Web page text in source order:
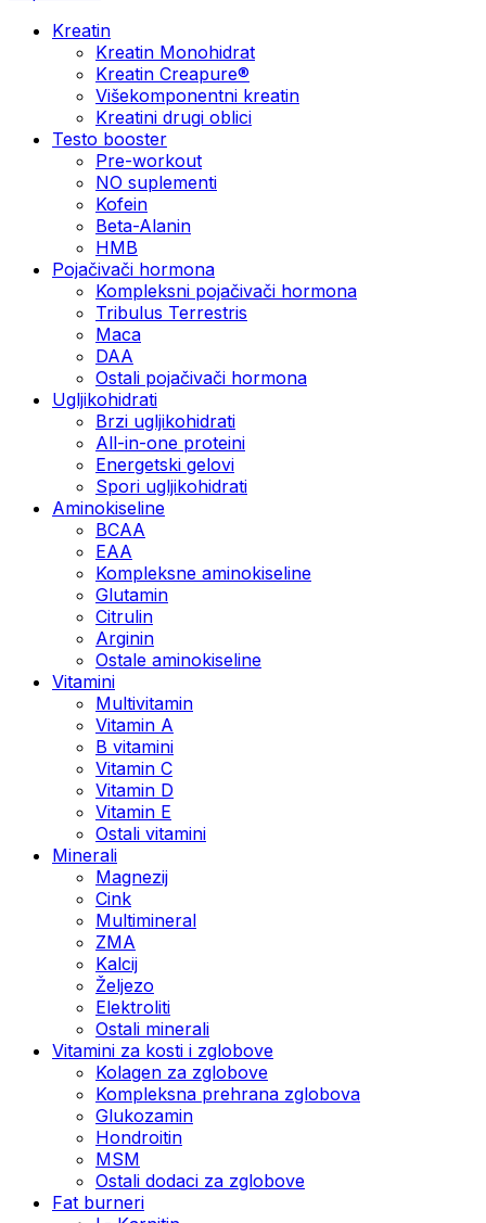
Kreatin
Kreatin Monohidrat
Kreatin Creapure®
Višekomponentni kreatin
Kreatini drugi oblici
Testo booster
Pre-workout
NO suplementi
Kofein
Beta-Alanin
HMB
Pojačivači hormona
Kompleksni pojačivači hormona
Tribulus Terrestris
Maca
DAA
Ostali pojačivači hormona
Ugljikohidrati
Brzi ugljikohidrati
All-in-one proteini
Energetski gelovi
Spori ugljikohidrati
Aminokiseline
BCAA
EAA
Kompleksne aminokiseline
Glutamin
Citrulin
Arginin
Ostale aminokiseline
Vitamini
Multivitamin
Vitamin A
B vitamini
Vitamin C
Vitamin D
Vitamin E
Ostali vitamini
Minerali
Magnezij
Cink
Multimineral
ZMA
Kalcij
Željezo
Elektroliti
Ostali minerali
Vitamini za kosti i zglobove
Kolagen za zglobove
Kompleksna prehrana zglobova
Glukozamin
Hondroitin
MSM
Ostali dodaci za zglobove
Fat burneri